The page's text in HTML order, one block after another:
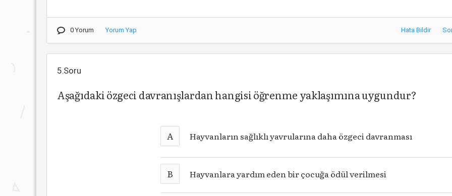
0 Yorum Yorum Yap Hata Bildir
5.Soru
Aşağıdaki özgeci davranışlardan hangisi öğrenme yaklaşımına uygundur?
A Hayvanların sağlıklı yavrularına daha özgeci davranması
B Hayvanlara yardım eden bir çocuğa ödül verilmesi